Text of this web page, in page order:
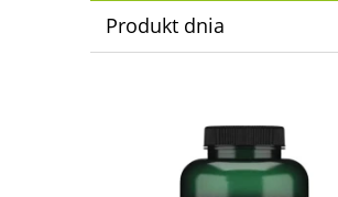
Produkt dnia